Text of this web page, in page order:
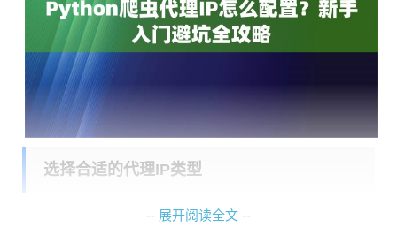
选择合适的代理IP类型
在开始配置前，首先要根据你的业务场景选择代理IP的
-- 展开阅读全文 --